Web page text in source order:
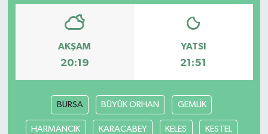
AKŞAM
20:19
YATSI
21:51
BURSA BÜYÜK ORHAN GEMLİK
HARMANCIK KARACABEY KELES KESTEL